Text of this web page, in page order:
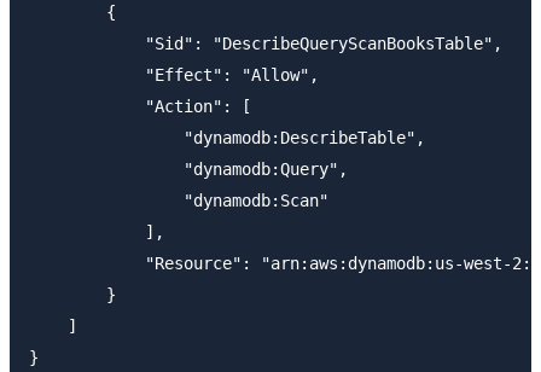
        {
            "Sid": "DescribeQueryScanBooksTable",
            "Effect": "Allow",
            "Action": [
                "dynamodb:DescribeTable",
                "dynamodb:Query",
                "dynamodb:Scan"
            ],
"Resource": "arn:aws:dynamodb:us-west-
        }
    ]